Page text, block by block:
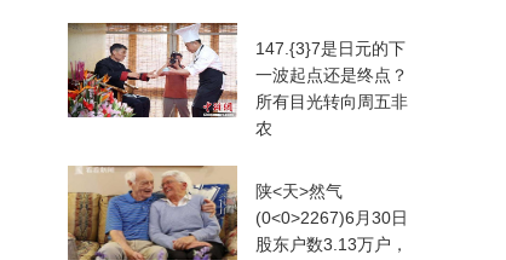
147.{3}7是日元的下
一波起点还是终点？
所有目光转向周五非
农
陕<天>然气
(0<0>2267)6月30日
股东户数3.13万户，